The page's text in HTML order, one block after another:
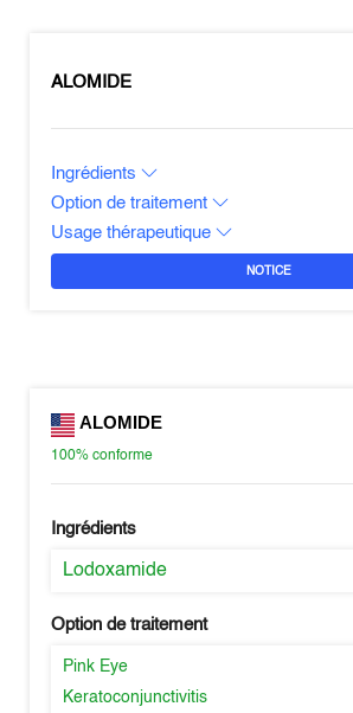
ALOMIDE
Ingrédients
Option de traitement
Usage thérapeutique
NOTICE
ALOMIDE
100%conforme
Ingrédients
Lodoxamide
Option de traitement
Pink Eye
Keratoconjunctivitis